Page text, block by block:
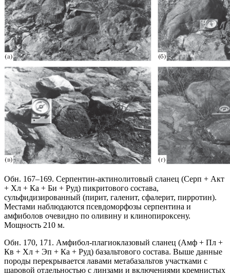
Обн. 167–169. Серпентин-актинолитовый сланец (Серп + Акт
+ Хл + Ка + Би + Руд) пикритового состава,
сульфидизированный (пирит, галенит, сфалерит, пирротин).
Местами наблюдаются псевдоморфозы серпентина и
амфиболов очевидно по оливину и клинопироксену.
Мощность 210 м.
Обн. 170, 171. Амфибол-плагиоклазовый сланец (Амф + Пл +
Кв + Хл + Эп + Ка + Руд) базальтового состава. Выше данные
породы перекрывается лавами метабазальтов участками с
шаровой отдельностью с линзами и включениями кремнистых